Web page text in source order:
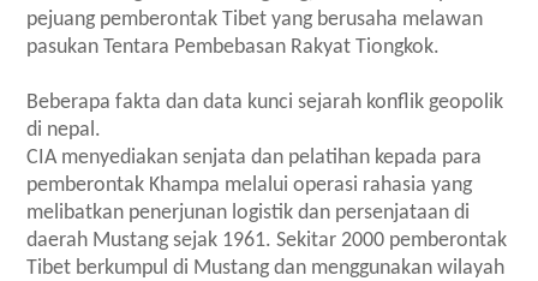
pejuang pemberontak Tibet yang berusaha melawan
pasukan Tentara Pembebasan Rakyat Tiongkok.
Beberapa fakta dan data kunci sejarah konflik geopolik
di nepal.
CIA menyediakan senjata dan pelatihan kepada para
pemberontak Khampa melalui operasi rahasia yang
melibatkan penerjunan logistik dan persenjataan di
daerah Mustang sejak 1961. Sekitar 2000 pemberontak
Tibet berkumpul di Mustang dan menggunakan wilayah